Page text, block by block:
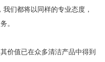
们都将以同样的专业态度，
。
价值已在众多清洁产品中得到